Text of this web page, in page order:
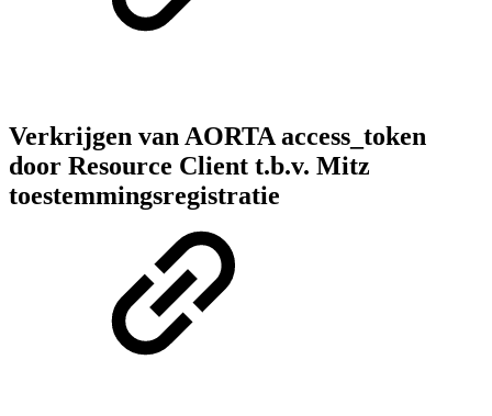
Verkrijgen van AORTA access_token
door Resource Client t.b.v. Mitz
toestemmingsregistratie